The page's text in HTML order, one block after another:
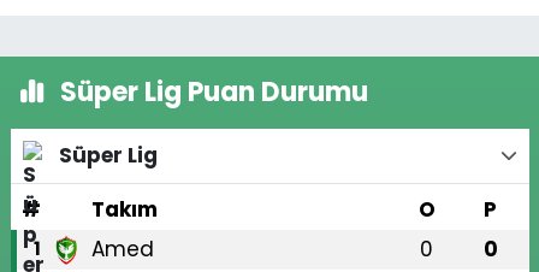
Süper Lig Puan Durumu
Süper Lig
#
Takım O P
1 Amed 0 0